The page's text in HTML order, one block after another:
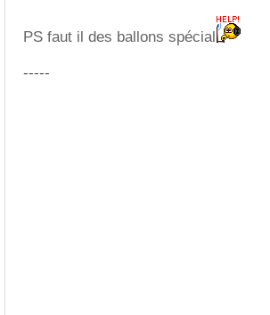
PS faut il des ballons spécial
-----